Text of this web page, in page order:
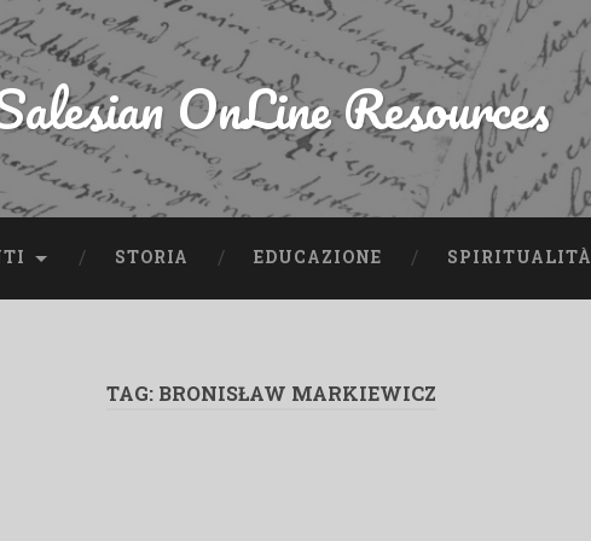
OnLine Resources
STORIA EDUCAZIONE SPIRITUALITÀ
TAG: BRONISŁAW MARKIEWICZ